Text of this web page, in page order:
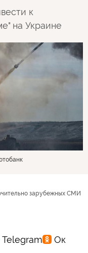
к
на Украине
зарубежных СМИ